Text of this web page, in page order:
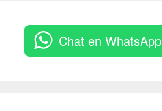
Chat en WhatsApp